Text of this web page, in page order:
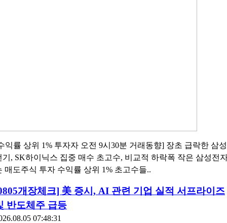
익률 상위 1% 투자자 오전 9시30분 거래동향] 장초 급락한 삼성
기, SK하이닉스 집중 매수 초고수, 비교적 하락폭 작은 삼성전
매도주식 투자 수익률 상위 1% 초고수들..
개장체크] 美 증시, AI 관련 기업 실적 서프라이즈
반도체주 급등
07:48:31